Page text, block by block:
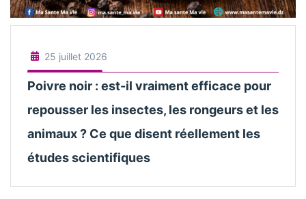
25 juillet 2026
Poivre noir : est-il vraiment efficace pour
repousser les insectes, les rongeurs et les
animaux ? Ce que disent réellement les
études scientifiques